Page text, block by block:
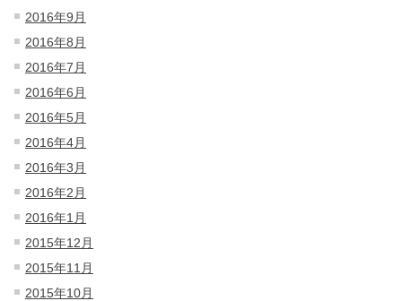
2016年9月
2016年8月
2016年7月
2016年6月
2016年5月
2016年4月
2016年3月
2016年2月
2016年1月
2015年12月
2015年11月
2015年10月